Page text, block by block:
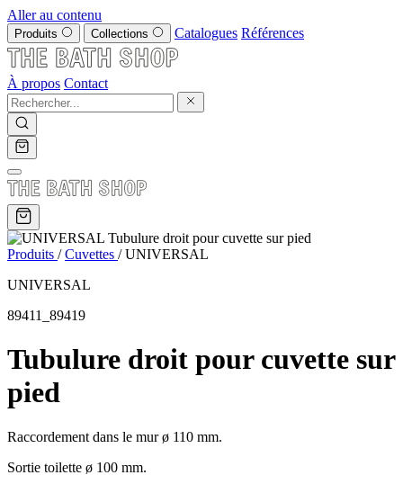
Aller au contenu
Produits Collections Catalogues Références
À propos Contact
Produits / Cuvettes / UNIVERSAL
UNIVERSAL
89411_89419
Tubulure droit pour cuvette sur
pied
Raccordement dans le mur ø 110 mm.
Sortie toilette ø 100 mm.